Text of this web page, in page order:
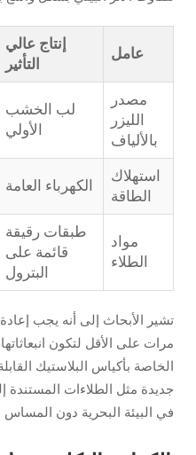
عامل
إنتاج عالي
التأثير
مصدر
الليزر
بالألياف
لب الخشب
الأولي
استهلاك
الطاقة
الكهرباء العامة
مواد
الطلاء
طبقات رقيقة
قائمة على
البترول
تشير الأبحاث إلى أنه يجب
مرات على الأقل لتكون
الخاصة بأكياس البلاستيك
جديدة مثل الطلاءات المستندة
في البيئة البحرية دون المساس